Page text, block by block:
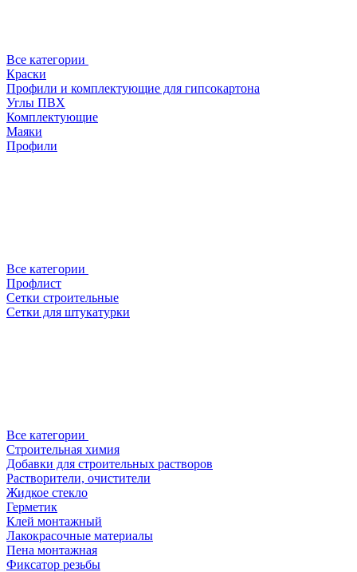
Все категории
Краски
Профили и комплектующие для гипсокартона
Углы ПВХ
Комплектующие
Маяки
Профили
Все категории
Профлист
Сетки строительные
Сетки для штукатурки
Все категории
Строительная химия
Добавки для строительных растворов
Растворители, очистители
Жидкое стекло
Герметик
Клей монтажный
Лакокрасочные материалы
Пена монтажная
Фиксатор резьбы